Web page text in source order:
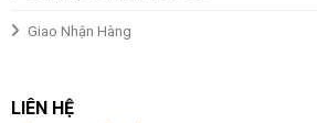
Giao Nhận Hàng
LIÊN HỆ